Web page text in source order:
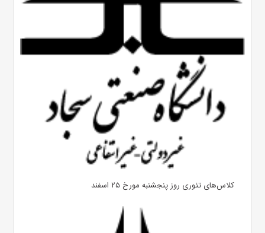
کلاس‌های تئوری روز پنجشنبه مورخ ۲۵ اسفند